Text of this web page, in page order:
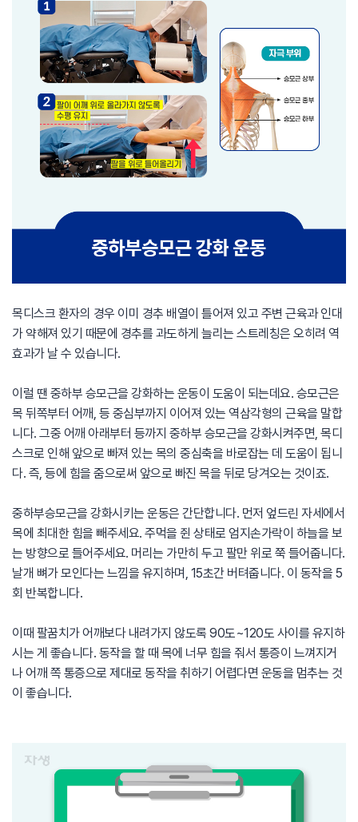
목디스크 환자의 경우 이미 경추 배열이 틀어져 있고 주변 근육과 인대
가 약해져 있기 때문에 경추를 과도하게 늘리는 스트레칭은 오히려 역
효과가 날 수 있습니다.
이럴 땐 중하부 승모근을 강화하는 운동이 도움이 되는데요. 승모근은
목 뒤쪽부터 어깨, 등 중심부까지 이어져 있는 역삼각형의 근육을 말합
니다. 그중 어깨 아래부터 등까지 중하부 승모근을 강화시켜주면, 목디
스크로 인해 앞으로 빠져 있는 목의 중심축을 바로잡는 데 도움이 됩니
다. 즉, 등에 힘을 줌으로써 앞으로 빠진 목을 뒤로 당겨오는 것이죠.
중하부승모근을 강화시키는 운동은 간단합니다. 먼저 엎드린 자세에서
목에 최대한 힘을 빼주세요. 주먹을 쥔 상태로 엄지손가락이 하늘을 보
는 방향으로 들어주세요. 머리는 가만히 두고 팔만 위로 쭉 들어줍니다.
날개 뼈가 모인다는 느낌을 유지하며, 15초간 버텨줍니다. 이 동작을 5
회 반복합니다.
이때 팔꿈치가 어깨보다 내려가지 않도록 90도~120도 사이를 유지하
시는 게 좋습니다. 동작을 할 때 목에 너무 힘을 줘서 통증이 느껴지거
나 어깨 쪽 통증으로 제대로 동작을 취하기 어렵다면 운동을 멈추는 것
이 좋습니다.